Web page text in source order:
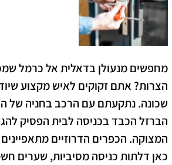
מחפשיםמנעולן בדאלית אל כרמל
הצרות? אתם זקוקים לאיש מקצוע
שכונה. נתקעתם עם הרכב בחניה של
הברזל הכבד בכניסה לבית הפסיק
המצוקה. הכפרים הדרוזיים מתאפיינים
כאן דלתות כניסה מסיביות, שערים